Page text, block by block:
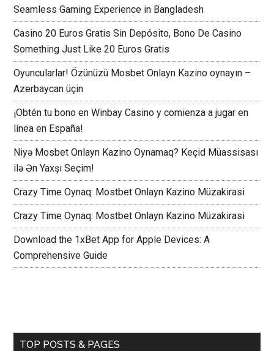
Seamless Gaming Experience in Bangladesh
Casino 20 Euros Gratis Sin Depósito, Bono De Casino
Something Just Like 20 Euros Gratis
Oyuncularlar! Özünüzü Mosbet Onlayn Kazino oynayın –
Azerbaycan üçin
¡Obtén tu bono en Winbay Casino y comienza a jugar en
línea en España!
Niyə Mosbet Onlayn Kazino Oynamaq? Keçid Müassisası
ilə Ən Yaxşı Seçim!
Crazy Time Oynaq: Mostbet Onlayn Kazino Müzakirasi
Crazy Time Oynaq: Mostbet Onlayn Kazino Müzakirasi
Download the 1xBet App for Apple Devices: A
Comprehensive Guide
TOP POSTS & PAGES